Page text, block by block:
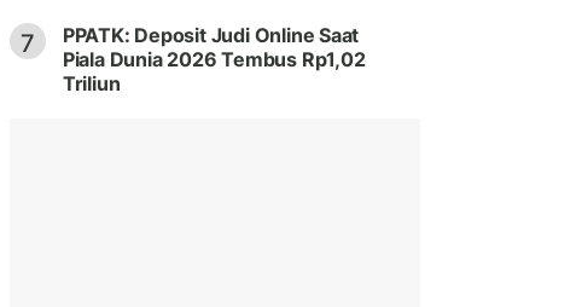
7
PPATK: Deposit Judi Online Saat
Piala Dunia 2026 Tembus Rp1,02
Triliun